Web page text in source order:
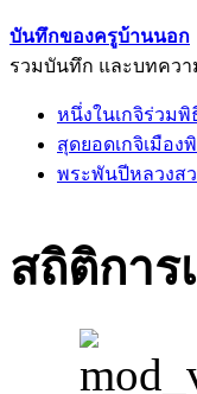
บันทึกของครูบ้านนอก
รวมบันทึก และบทความ
หนึ่งในเกจิร่วมพิ
สุดยอดเกจิเมือ
พระพันปีหลวงส
สถิติการ